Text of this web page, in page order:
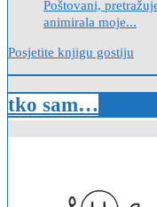
Poštovani,
animirala moje...
Posjetite knjigu gostiju
tko sam…